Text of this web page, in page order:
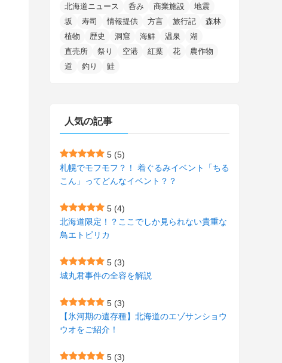
(4)
(1)
(7)
(10)
(72)
(5)
(15)
(9)
(11)
(3)
(15)
(157)
(52)
(5)
(2)
(43)
(5)
(1)
(8)
(5)
(4)
(1)
(10)
(2)
(1)
(3)(11)
(12)
(4)
(2)
(3)
(3)
(3)
(4)
(27)
(6)
(2)
(1)
(10)(1)
(4)
北海道ニュース
呑み 商業施設
地震
坂
寿司 情報提供 方言 旅行記
森林
植物
歴史 洞窟 海鮮 温泉
湖
直売所
祭り 空港 紅葉 花
農作物
道
釣り 鮭
人気の記事
5 (5)
札幌でモフモフ？！ 着ぐるみイベント「ちる
こん」ってどんなイベント？？
5 (4)
北海道限定！？ここでしか見られない貴重な
鳥エトピリカ
5 (3)
城丸君事件の全容を解説
5 (3)
【氷河期の遺存種】北海道のエゾサンショウ
ウオをご紹介！
5 (3)